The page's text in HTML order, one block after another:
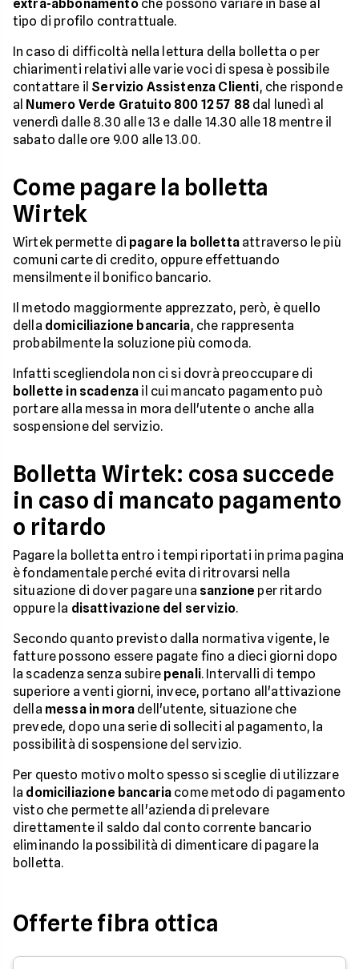
extra-abbonamentoche possono variare in base al
tipo di profilo contrattuale.
In caso di difficoltà nella lettura della bolletta o per
chiarimenti relativi alle varie voci di spesa è possibile
contattare il Servizio Assistenza Clienti, che risponde
al Numero Verde Gratuito 800 12 57 88dal lunedì al
venerdì dalle 8.30 alle 13 e dalle 14.30 alle 18 mentre il
sabato dalle ore 9.00 alle 13.00.
Come pagare la bolletta
Wirtek
Wirtek permette di pagare la bollettaattraverso le più
comuni carte di credito, oppure effettuando
mensilmente il bonifico bancario.
Il metodo maggiormente apprezzato, però, è quello
della domiciliazione bancaria, che rappresenta
probabilmente la soluzione più comoda.
Infatti scegliendola non ci si dovrà preoccupare di
bollette in scadenza il cui mancato pagamento può
portare alla messa in mora dell'utente o anche alla
sospensione del servizio.
Bolletta Wirtek: cosa succede
in caso di mancato pagamento
o ritardo
Pagare la bolletta entro i tempi riportati in prima pagina
è fondamentale perché evita di ritrovarsi nella
situazione di dover pagare una sanzione per ritardo
oppure la disattivazione del servizio.
Secondo quanto previsto dalla normativa vigente, le
fatture possono essere pagate fino a dieci giorni dopo
la scadenza senza subire penali. Intervalli di tempo
superiore a venti giorni, invece, portano all'attivazione
della messa in mora dell'utente, situazione che
prevede, dopo una serie di solleciti al pagamento, la
possibilità di sospensione del servizio.
Per questo motivo molto spesso si sceglie di utilizzare
la domiciliazione bancaria come metodo di pagamento
visto che permette all'azienda di prelevare
direttamente il saldo dal conto corrente bancario
eliminando la possibilità di dimenticare di pagare la
bolletta.
Offerte fibra ottica